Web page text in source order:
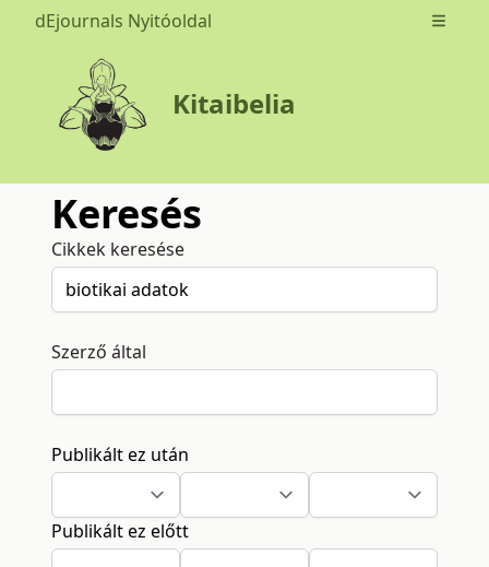
dEjournals Nyitóoldal Open
Kitaibelia
Keresés
Cikkek keresése
Szerző által
Publikált ez után
Publikált ez előtt